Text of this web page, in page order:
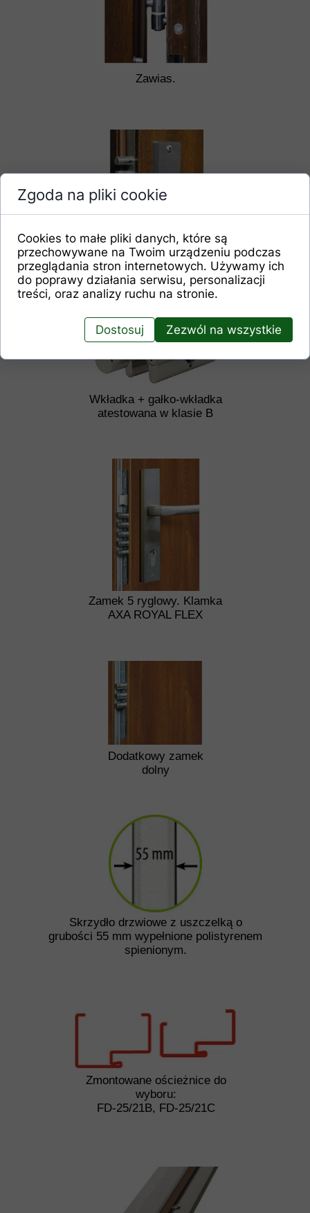
Dodatkowy zamek
dolny
Wkładka + gałko-wkładka
atestowana w klasie B
Zamek 3 ryglowy
górny
Zamek 5 ryglowy. Klamka
AXA ROYAL FLEX
Zawias.
Zmontowane ościeżnice do
wyboru:
FD-25/21B, FD-25/21C
Skrzydło drzwiowe z uszczelką o
grubości 55 mm wypełnione polistyrenem
spienionym.
Zgoda na pliki cookie
Cookies to małe pliki danych, które są
przechowywane na Twoim urządzeniu podczas
przeglądania stron internetowych. Używamy ich
do poprawy działania serwisu, personalizacji
treści, oraz analizy ruchu na stronie.
Dostosuj Zezwól na wszystkie